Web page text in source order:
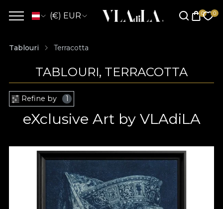
(€) EUR
Tablouri Terracotta
TABLOURI, TERRACOTTA
Refine by 1
eXclusive Art by VLAdiLA